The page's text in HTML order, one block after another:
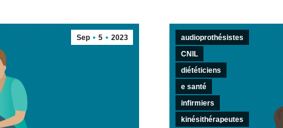
Sep 5 2023
audioprothésistes
CNIL
diététiciens
e santé
infirmiers
kinésithérapeutes